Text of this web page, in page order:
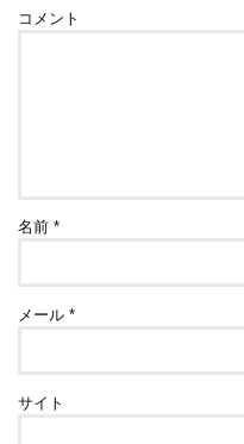
コメント
名前*
メール*
サイト